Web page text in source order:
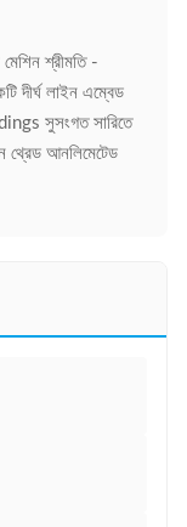
শ্রীমতি -
দীর্ঘ লাইন এম্বেড
সুসংগত সারিতে
থ্রেড আনলিমেটেড